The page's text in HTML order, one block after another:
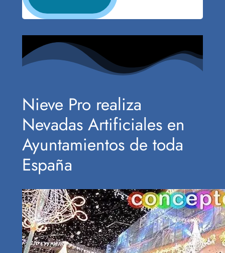
Nieve Pro realiza
Nevadas Artificiales en
Ayuntamientos de toda
España